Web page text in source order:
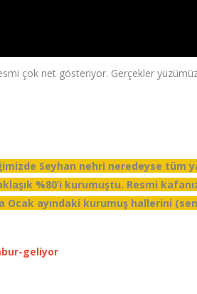
değişikliğine şüpheyle bakan
çok net gösteriyor. Gerçekler
Seyhan nehri neredeyse tüm
%80’i kurumuştu. Resmi
ayındaki kurumuş hallerini
geliyor